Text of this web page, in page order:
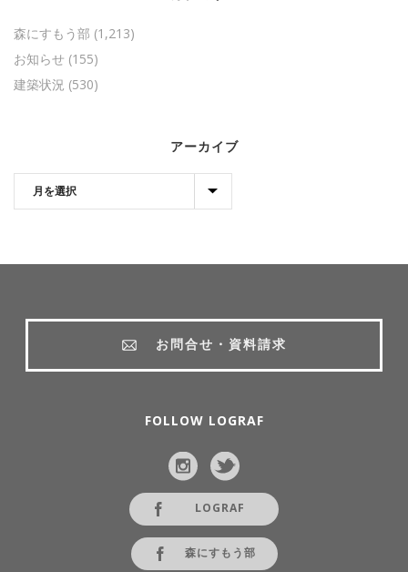
森にすもう部 (1,213)
お知らせ (155)
建築状況 (530)
アーカイブ
お問合せ・資料請求
FOLLOW LOGRAF
LOGRAF
森にすもう部